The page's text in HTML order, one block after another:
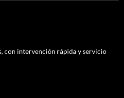
con intervención rápida y servicio